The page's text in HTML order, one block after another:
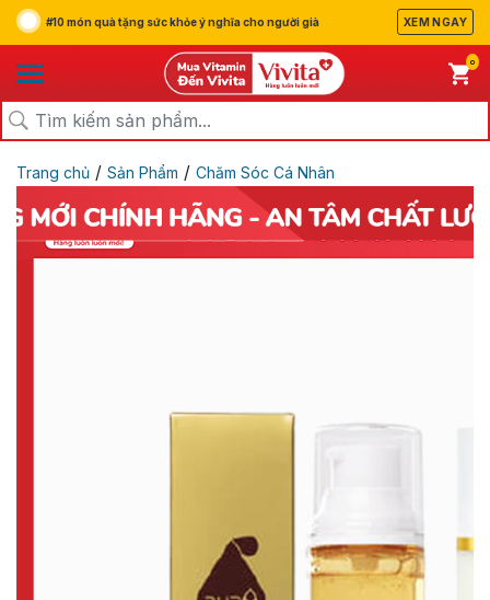
#10 món quà tặng sức khỏe ý nghĩa cho người già XEM NGAY
0
Trang chủ / Sản Phẩm / Chăm Sóc Cá Nhân